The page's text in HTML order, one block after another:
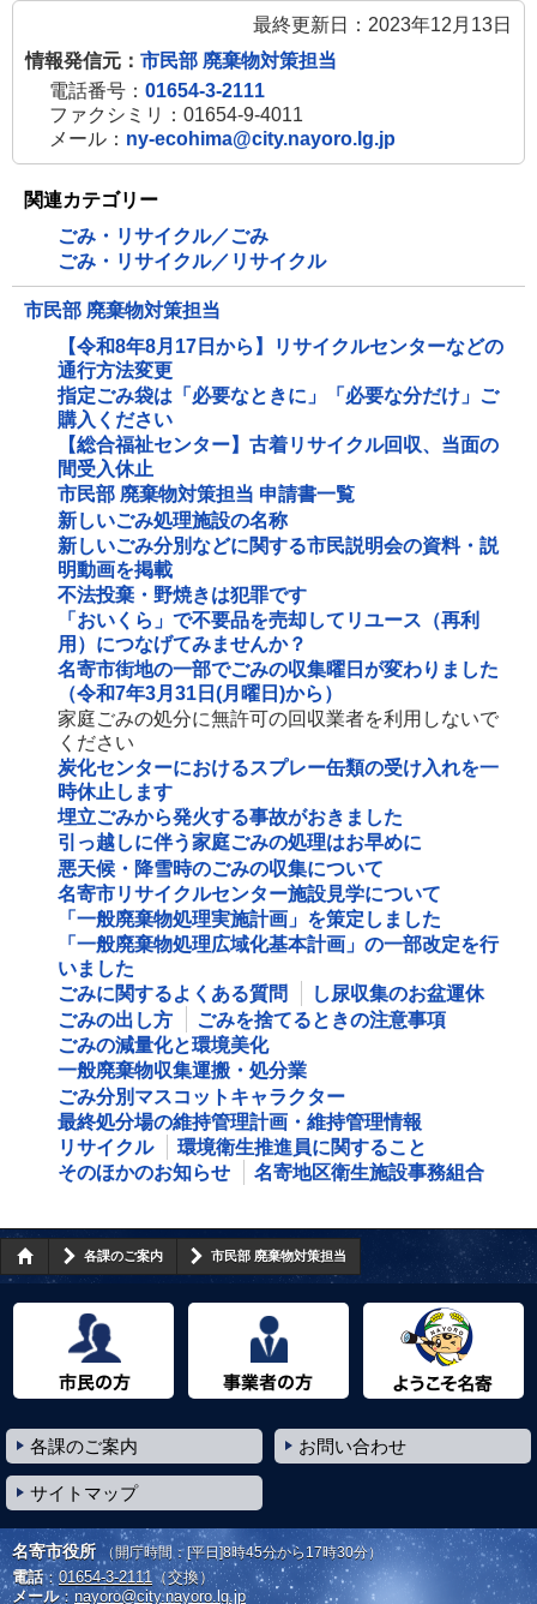
最終更新日：2023年12月13日
情報発信元： 市民部 廃棄物対策担当
電話番号： 01654-3-2111
ファクシミリ：01654-9-4011
メール： ny-ecohima@city.nayoro.lg.jp
関連カテゴリー
ごみ・リサイクル／ごみ
ごみ・リサイクル／リサイクル
市民部 廃棄物対策担当
【令和8年8月17日から】リサイクルセンターなどの
通行方法変更
指定ごみ袋は「必要なときに」「必要な分だけ」ご
購入ください
【総合福祉センター】古着リサイクル回収、当面の
間受入休止
市民部 廃棄物対策担当 申請書一覧
新しいごみ処理施設の名称
新しいごみ分別などに関する市民説明会の資料・説
明動画を掲載
不法投棄・野焼きは犯罪です
「おいくら」で不要品を売却してリユース（再利
用）につなげてみませんか？
名寄市街地の一部でごみの収集曜日が変わりました
（令和7年3月31日(月曜日)から）
家庭ごみの処分に無許可の回収業者を利用しないで
ください
炭化センターにおけるスプレー缶類の受け入れを一
時休止します
埋立ごみから発火する事故がおきました
引っ越しに伴う家庭ごみの処理はお早めに
悪天候・降雪時のごみの収集について
名寄市リサイクルセンター施設見学について
「一般廃棄物処理実施計画」を策定しました
「一般廃棄物処理広域化基本計画」の一部改定を行
いました
ごみに関するよくある質問
し尿収集のお盆運休
ごみの出し方
ごみを捨てるときの注意事項
ごみの減量化と環境美化
一般廃棄物収集運搬・処分業
ごみ分別マスコットキャラクター
最終処分場の維持管理計画・維持管理情報
リサイクル
環境衛生推進員に関すること
そのほかのお知らせ
名寄地区衛生施設事務組合
各課のご案内 市民部 廃棄物対策担当
各課のご案内 お問い合わせ
サイトマップ
名寄市役所 （開庁時間：[平日]8時45分から17時30分）
電話：01654-3-2111 （交換）
メール： nayoro@city.nayoro.lg.jp